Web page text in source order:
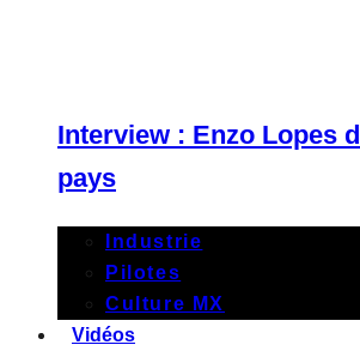
Interview : Enzo Lopes
pays
Industrie
Pilotes
Culture MX
Vidéos